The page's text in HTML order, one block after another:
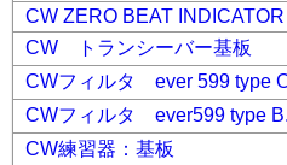
CW ZERO BEAT INDICATOR
CW トランシーバー基板
CWフィルタ ever 599 type
CWフィルタ ever599 type B.
CW練習器：基板